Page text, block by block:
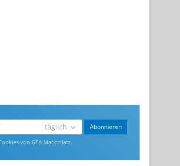
täglich Abonnieren
von GEA Marktplatz.